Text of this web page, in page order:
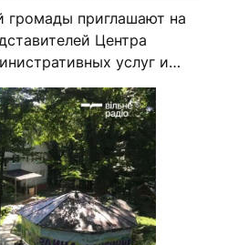
громады приглашают на
Центра
услуг и
городского
услуги можно
Об этом сообщили...